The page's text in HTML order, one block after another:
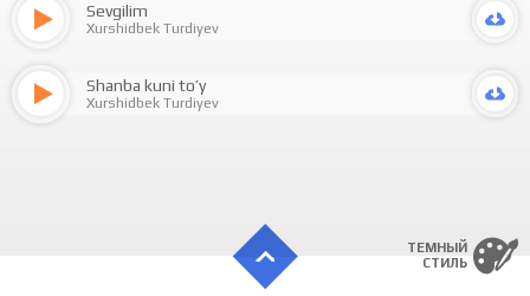
Sevgilim
Xurshidbek Turdiyev
Shanba kuni to’y
Xurshidbek Turdiyev
ТЕМНЫЙ
СТИЛЬ